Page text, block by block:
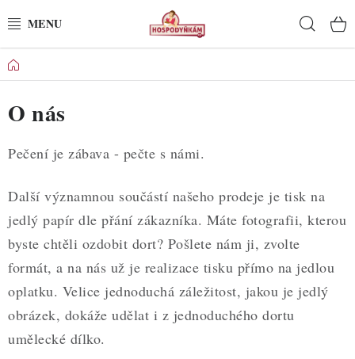
na
POTŘEBY
POMŮCKY
SUROVINY
DEKORACE
PRO OSLAVY
DO KUCHYNĚ
POCHUTINY
Domů
O nás
Pečení je zábava - pečte s námi.
Další významnou součástí našeho prodeje je tisk na
jedlý papír dle přání zákazníka. Máte fotografii, kterou
byste chtěli ozdobit dort? Pošlete nám ji, zvolte
formát, a na nás už je realizace tisku přímo na jedlou
oplatku. Velice jednoduchá záležitost, jakou je jedlý
obrázek, dokáže udělat i z jednoduchého dortu
umělecké dílko.